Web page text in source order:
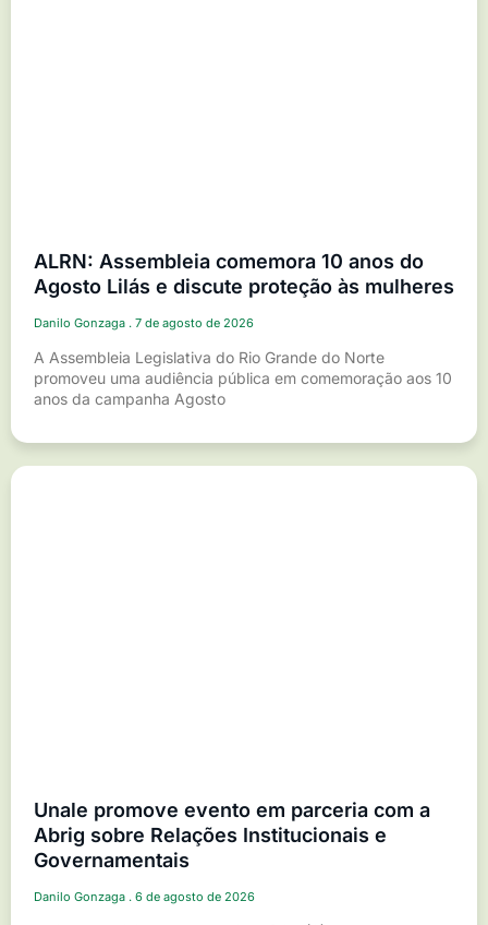
ALRN: Assembleia comemora 10 anos do
Agosto Lilás e discute proteção às mulheres
Danilo Gonzaga 7 de agosto de 2026
A Assembleia Legislativa do Rio Grande do Norte
promoveu uma audiência pública em comemoração aos 10
anos da campanha Agosto
Unale promove evento em parceria com a
Abrig sobre Relações Institucionais e
Governamentais
Danilo Gonzaga 6 de agosto de 2026